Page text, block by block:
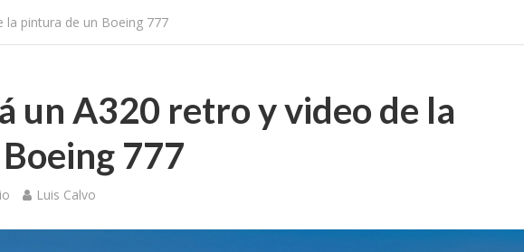
la pintura de un Boeing 777
un A320 retro y video de la
777
Luis Calvo